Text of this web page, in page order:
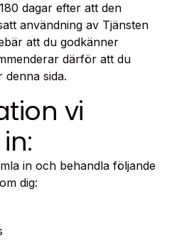
dagar efter att den
användning av Tjänsten
att du godkänner
därför att du
denna sida.
vi
in och behandla följande
dig: